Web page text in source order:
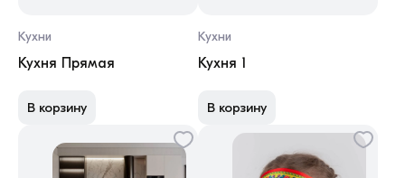
Кухни
Кухня Прямая
В корзину
Кухни
Кухня 1
В корзину